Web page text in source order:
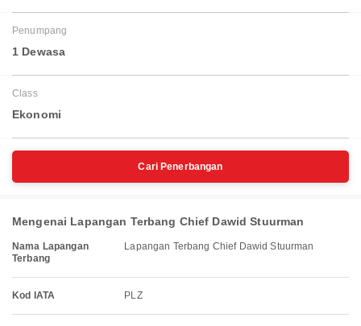
Penumpang
1 Dewasa
Class
Ekonomi
Cari Penerbangan
Mengenai Lapangan Terbang Chief Dawid Stuurman
Nama Lapangan
Terbang
Lapangan Terbang Chief Dawid Stuurman
Kod IATA PLZ